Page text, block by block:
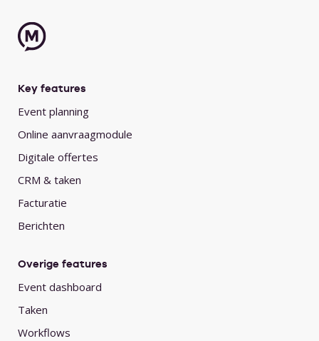
Key features
Event planning
Online aanvraagmodule
Digitale offertes
CRM & taken
Facturatie
Berichten
Overige features
Event dashboard
Taken
Workflows